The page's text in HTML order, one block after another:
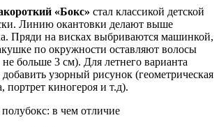
«Бокс» стал классикой детской
Линию окантовки делают выше
Пряди на висках выбриваются машинкой,
по окружности оставляют волосы
больше 3 см). Для летнего варианта
узорный рисунок (геометрическая
портрет киногероя и т.д).